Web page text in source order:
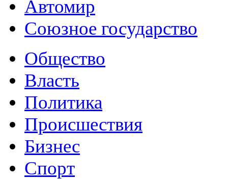
Автомир
Союзное государство
Общество
Власть
Политика
Происшествия
Бизнес
Спорт